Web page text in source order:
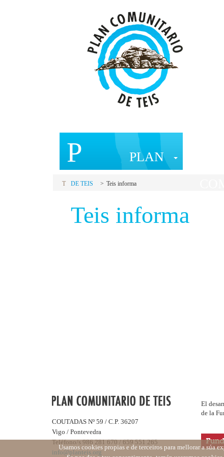
P PLAN
T DE TEIS Teis informa
Teis informa
COUTADAS Nº 59 / C.P. 36207
Vigo / Pontevedra
Teléfono/s 986 281 670 / 659 551 265
info@planteis.org
El
de la
Usamos cookies propias e de terceiros para mellorar a súa